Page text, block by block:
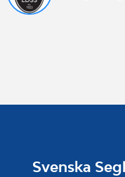
Svenska